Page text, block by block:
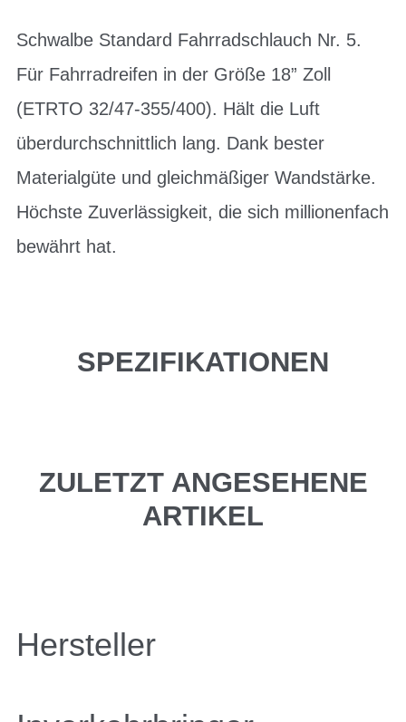
Schwalbe Standard Fahrradschlauch Nr. 5.
Für Fahrradreifen in der Größe 18” Zoll
(ETRTO 32/47-355/400). Hält die Luft
überdurchschnittlich lang. Dank bester
Materialgüte und gleichmäßiger Wandstärke.
Höchste Zuverlässigkeit, die sich millionenfach
bewährt hat.
SPEZIFIKATIONEN
ZULETZT ANGESEHENE
ARTIKEL
Hersteller